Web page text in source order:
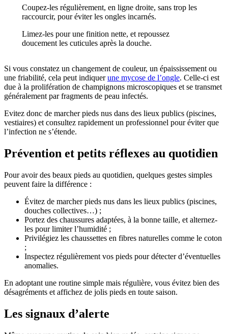
Coupez-les régulièrement, en ligne droite, sans trop les
raccourcir, pour éviter les ongles incarnés.
Limez-les pour une finition nette, et repoussez
doucement les cuticules après la douche.
Si vous constatez un changement de couleur, un épaississement ou
une friabilité, cela peut indiquerune mycose de l’ongle. Celle-ci est
due à la prolifération de champignons microscopiques et se transmet
généralement par fragments de peau infectés.
Evitez donc de marcher pieds nus dans des lieux publics (piscines,
vestiaires) et consultez rapidement un professionnel pour éviter que
l’infection ne s’étende.
Prévention et petits réflexes au quotidien
Pour avoir des beaux pieds au quotidien, quelques gestes simples
peuvent faire la différence :
Évitez de marcher pieds nus dans les lieux publics (piscines,
douches collectives…) ;
Portez des chaussures adaptées, à la bonne taille, et alternez-
les pour limiter l’humidité ;
Privilégiez les chaussettes en fibres naturelles comme le coton
;
Inspectez régulièrement vos pieds pour détecter d’éventuelles
anomalies.
En adoptant une routine simple mais régulière, vous évitez bien des
désagréments et affichez de jolis pieds en toute saison.
Les signaux d’alerte